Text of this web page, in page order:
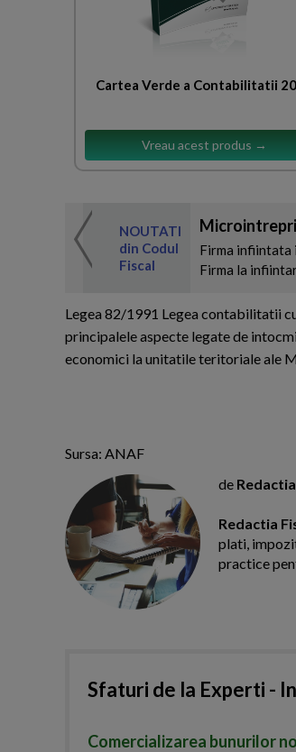
Cartea Verde a Contabilitatii
Vreau acest produs →
NOUTATI
din Codul
Fiscal
Firma infiintata
Firma la
Legea 82/1991 Legea contabilitatii
principalele aspecte legate de
economici la unitatile teritoriale ale
Sursa: ANAF
de
Redactia
plati,
practice
Sfaturi de la Experti -
Comercializarea bunurilor